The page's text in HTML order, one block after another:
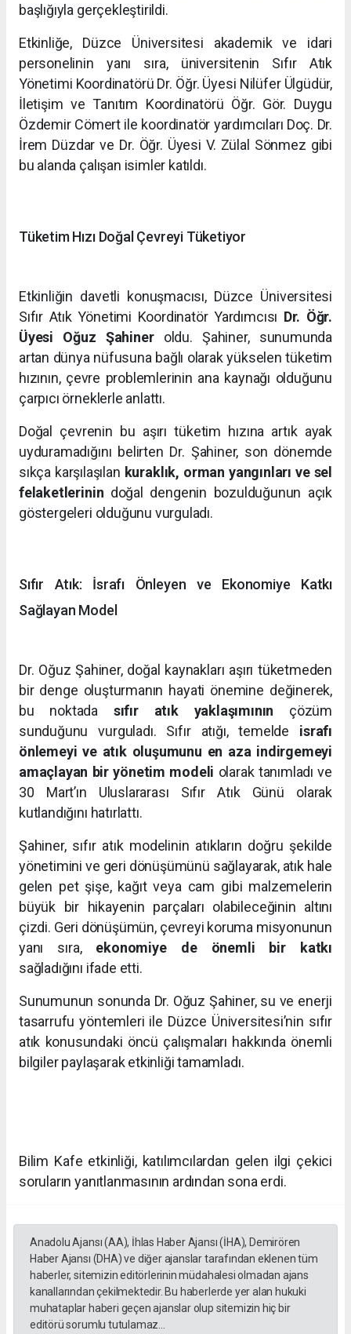
başlığıyla gerçekleştirildi.
Etkinliğe, Düzce Üniversitesi akademik ve idari
personelinin yanı sıra, üniversitenin Sıfır Atık
Yönetimi Koordinatörü Dr. Öğr. Üyesi Nilüfer Ülgüdür,
İletişim ve Tanıtım Koordinatörü Öğr. Gör. Duygu
Özdemir Cömert ile koordinatör yardımcıları Doç. Dr.
İrem Düzdar ve Dr. Öğr. Üyesi V. Zülal Sönmez gibi
bu alanda çalışan isimler katıldı.
Tüketim Hızı Doğal Çevreyi Tüketiyor
Etkinliğin davetli konuşmacısı, Düzce Üniversitesi
Sıfır Atık Yönetimi Koordinatör Yardımcısı Dr. Öğr.
Üyesi Oğuz Şahineroldu. Şahiner, sunumunda
artan dünya nüfusuna bağlı olarak yükselen tüketim
hızının, çevre problemlerinin ana kaynağı olduğunu
çarpıcı örneklerle anlattı.
Doğal çevrenin bu aşırı tüketim hızına artık ayak
uyduramadığını belirten Dr. Şahiner, son dönemde
sıkça karşılaşılan kuraklık, orman yangınları ve sel
felaketlerinin doğal dengenin bozulduğunun açık
göstergeleri olduğunu vurguladı.
Sıfır Atık: İsrafı Önleyen ve Ekonomiye Katkı
Sağlayan Model
Dr. Oğuz Şahiner, doğal kaynakları aşırı tüketmeden
bir denge oluşturmanın hayati önemine değinerek,
bu noktada sıfır atık yaklaşımının çözüm
sunduğunu vurguladı. Sıfır atığı, temelde israfı
önlemeyi ve atık oluşumunu en aza indirgemeyi
amaçlayan bir yönetim modeli olarak tanımladı ve
30 Mart’ın Uluslararası Sıfır Atık Günü olarak
kutlandığını hatırlattı.
Şahiner, sıfır atık modelinin atıkların doğru şekilde
yönetimini ve geri dönüşümünü sağlayarak, atık hale
gelen pet şişe, kağıt veya cam gibi malzemelerin
büyük bir hikayenin parçaları olabileceğinin altını
çizdi. Geri dönüşümün, çevreyi koruma misyonunun
yanı sıra, ekonomiye de önemli bir katkı
sağladığını ifade etti.
Sunumunun sonunda Dr. Oğuz Şahiner, su ve enerji
tasarrufu yöntemleri ile Düzce Üniversitesi’nin sıfır
atık konusundaki öncü çalışmaları hakkında önemli
bilgiler paylaşarak etkinliği tamamladı.
Bilim Kafe etkinliği, katılımcılardan gelen ilgi çekici
soruların yanıtlanmasının ardından sona erdi.
Anadolu Ajansı (AA), İhlas Haber Ajansı (İHA), Demirören
Haber Ajansı (DHA) ve diğer ajanslar tarafından eklenen tüm
haberler, sitemizin editörlerinin müdahalesi olmadan ajans
kanallarından çekilmektedir. Bu haberlerde yer alan hukuki
muhataplar haberi geçen ajanslar olup sitemizin hiç bir
editörü sorumlu tutulamaz...